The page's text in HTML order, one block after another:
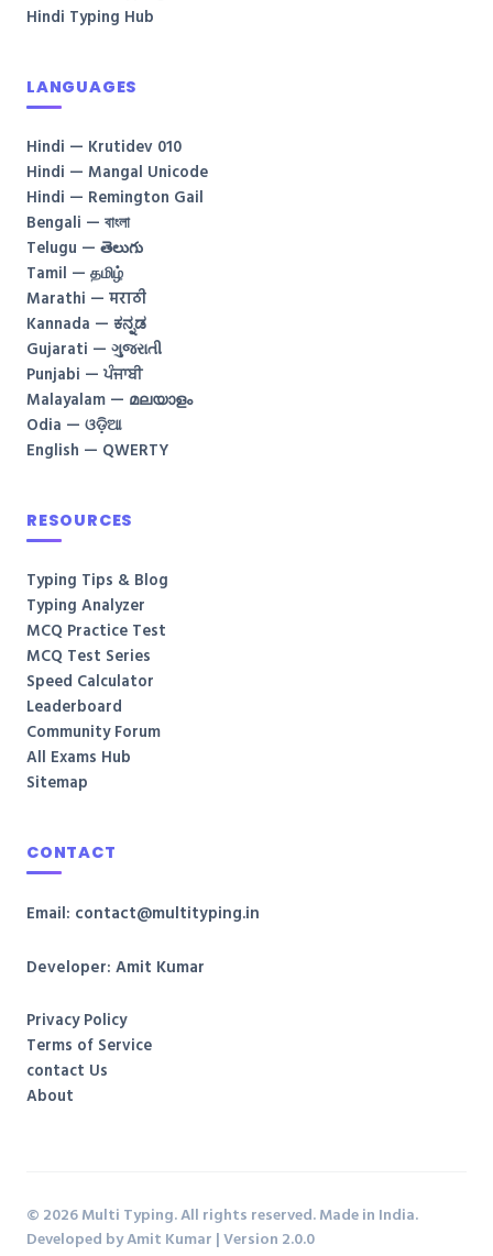
Hindi Typing Hub
LANGUAGES
Hindi — Krutidev 010
Hindi — Mangal Unicode
Hindi — Remington Gail
Bengali — বাংলা
Telugu — తెలుగు
Tamil — தமிழ்
Marathi — मराठी
Kannada — ಕನ್ನಡ
Gujarati — ગુજરાતી
Punjabi — ਪੰਜਾਬੀ
Malayalam — മലയാളം
Odia — ଓଡ଼ିଆ
English — QWERTY
RESOURCES
Typing Tips & Blog
Typing Analyzer
MCQ Practice Test
MCQ Test Series
Speed Calculator
Leaderboard
Community Forum
All Exams Hub
Sitemap
CONTACT
Email: contact@multityping.in
Developer: Amit Kumar
Privacy Policy
Terms of Service
contact Us
About
© 2026 Multi Typing. All rights reserved. Made in India.
Developed by Amit Kumar | Version 2.0.0